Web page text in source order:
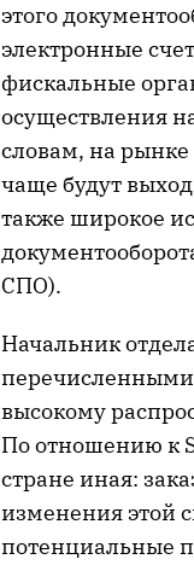
этого
электронные
фискальные
осуществления
словам, на рынке
чаще будут
также широкое
СПО).
Начальник
высокому
По отношению к
стране иная:
изменения этой
потенциальные